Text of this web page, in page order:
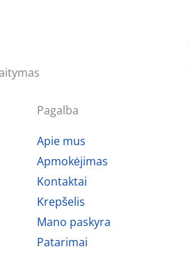
Pagalba
Apie mus
Apmokėjimas
Kontaktai
Krepšelis
Mano paskyra
Patarimai